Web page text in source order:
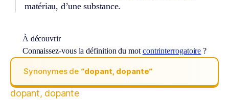
matériau, d’une substance.
À découvrir
Connaissez-vous la définition du mot contrinterrogatoire ?
Synonymes de “dopant, dopante“
dopant, dopante